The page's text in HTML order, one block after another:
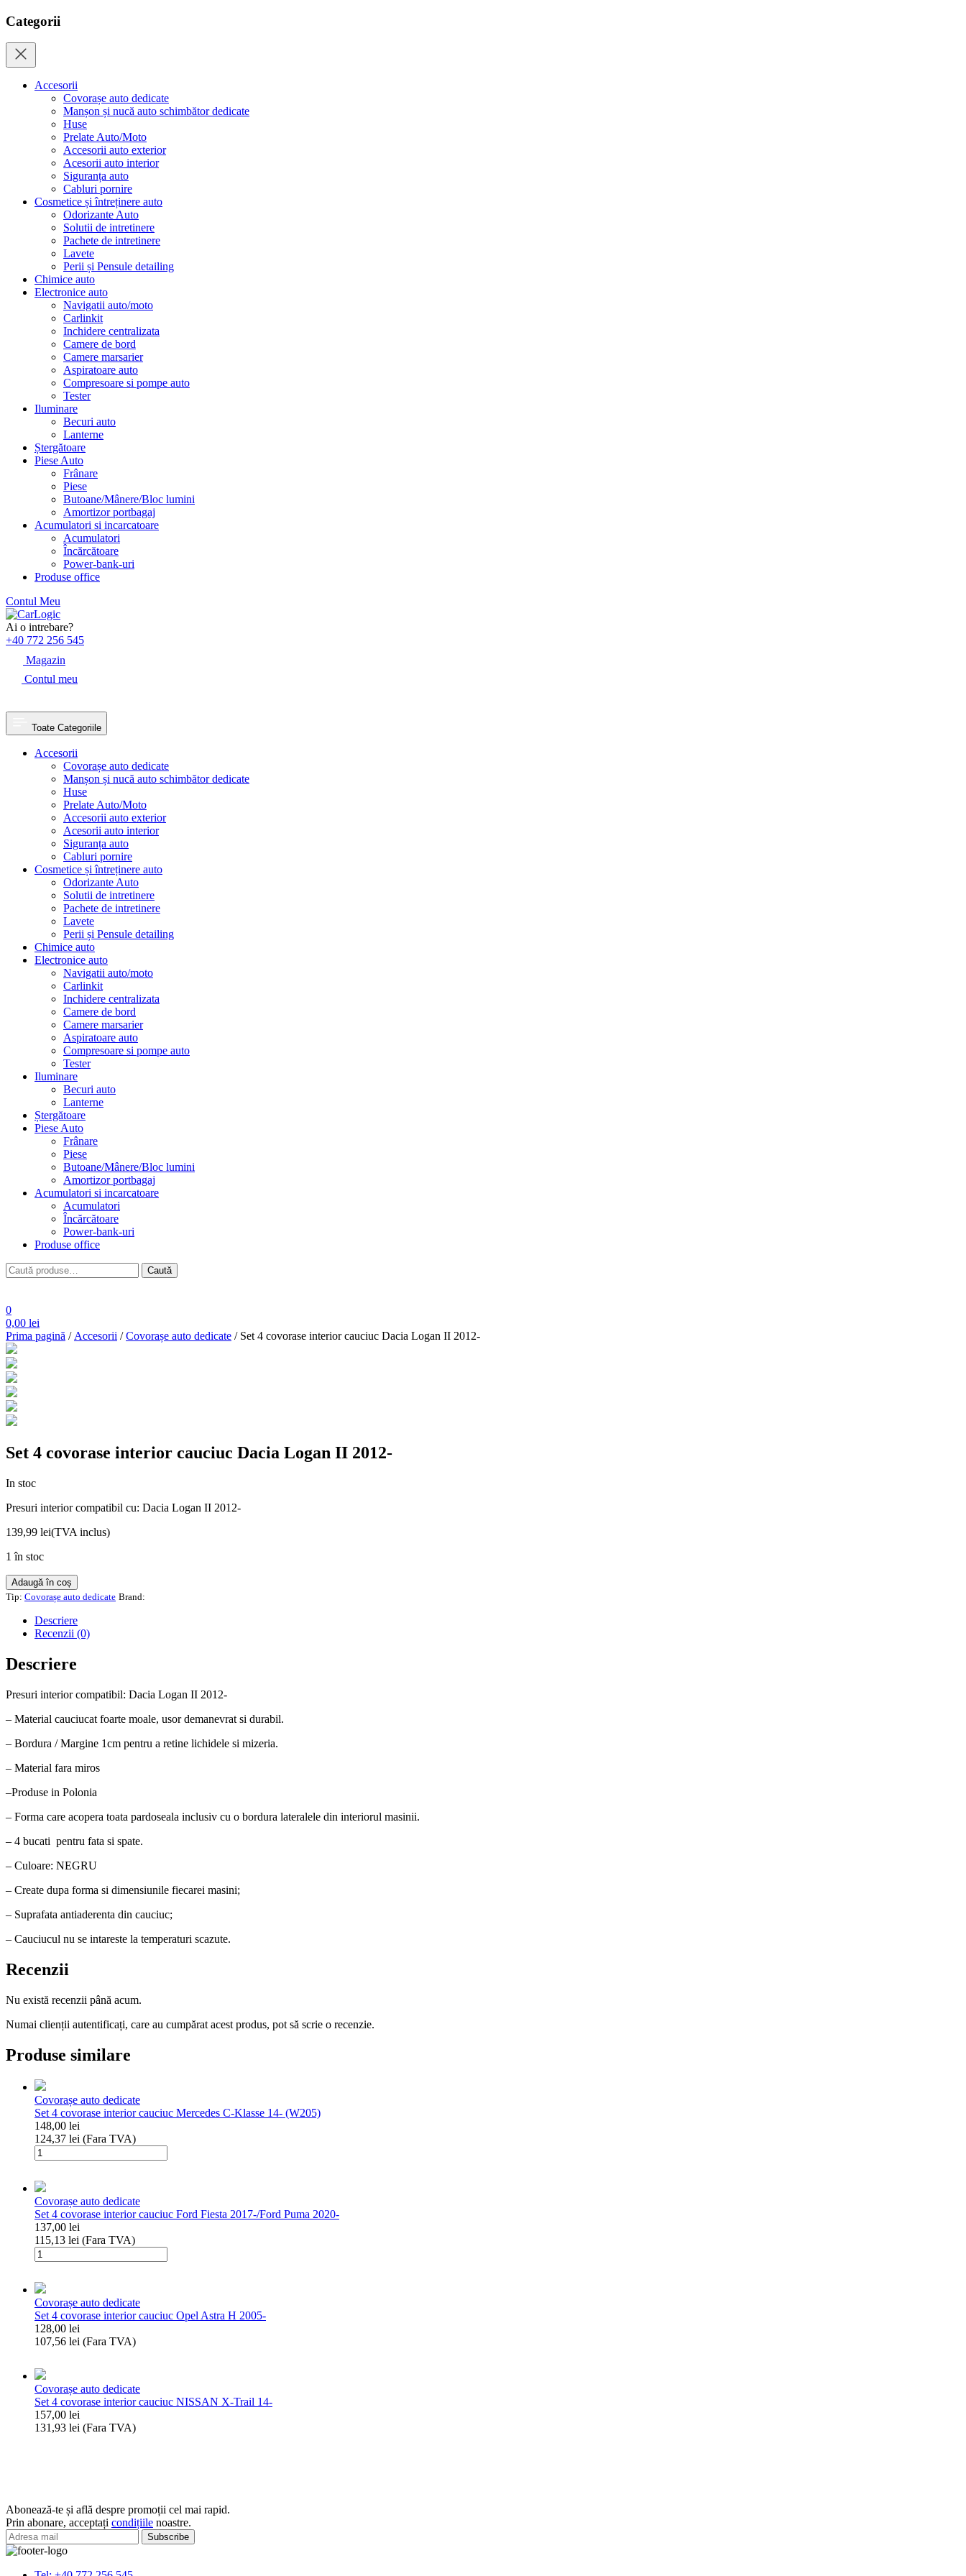
Categorii
Accesorii
Covorașe auto dedicate
Manșon și nucă auto schimbător dedicate
Huse
Prelate Auto/Moto
Accesorii auto exterior
Acesorii auto interior
Siguranța auto
Cabluri pornire
Cosmetice și întreținere auto
Odorizante Auto
Solutii de intretinere
Pachete de intretinere
Lavete
Perii și Pensule detailing
Chimice auto
Electronice auto
Navigatii auto/moto
Carlinkit
Inchidere centralizata
Camere de bord
Camere marsarier
Aspiratoare auto
Compresoare si pompe auto
Tester
Iluminare
Becuri auto
Lanterne
Ștergătoare
Piese Auto
Frânare
Piese
Butoane/Mânere/Bloc lumini
Amortizor portbagaj
Acumulatori si incarcatoare
Acumulatori
Încărcătoare
Power-bank-uri
Produse office
Contul Meu
Skip
to
content
Ai o intrebare?
+40 772 256 545
Magazin
Contul meu
Toate Categoriile
Accesorii
Covorașe auto dedicate
Manșon și nucă auto schimbător dedicate
Huse
Prelate Auto/Moto
Accesorii auto exterior
Acesorii auto interior
Siguranța auto
Cabluri pornire
Cosmetice și întreținere auto
Odorizante Auto
Solutii de intretinere
Pachete de intretinere
Lavete
Perii și Pensule detailing
Chimice auto
Electronice auto
Navigatii auto/moto
Carlinkit
Inchidere centralizata
Camere de bord
Camere marsarier
Aspiratoare auto
Compresoare si pompe auto
Tester
Iluminare
Becuri auto
Lanterne
Ștergătoare
Piese Auto
Frânare
Piese
Butoane/Mânere/Bloc lumini
Amortizor portbagaj
Acumulatori si incarcatoare
Acumulatori
Încărcătoare
Power-bank-uri
Produse office
Caută
după:
Caută
0
0,00 lei
Prima pagină /Accesorii /Covorașe auto dedicate / Set 4 covorase interior cauciuc Dacia Logan II 2012-
Set 4 covorase interior cauciuc Dacia Logan II 2012-
In stoc
Presuri interior compatibil cu: Dacia Logan II 2012-
139,99 lei(TVA inclus)
1 în stoc
Cantitate
Set
covorase
interior
Dacia
Logan
2012-
Adaugă în coș
Tip: Covorașe auto dedicate Brand:
Descriere
Recenzii (0)
Descriere
Presuri interior compatibil: Dacia Logan II 2012-
– Material cauciucat foarte moale, usor demanevrat si durabil.
– Bordura / Margine 1cm pentru a retine lichidele si mizeria.
– Material fara miros
–Produse in Polonia
– Forma care acopera toata pardoseala inclusiv cu o bordura lateralele din interiorul masinii.
– 4 bucati pentru fata si spate.
– Culoare: NEGRU
– Create dupa forma si dimensiunile fiecarei masini;
– Suprafata antiaderenta din cauciuc;
– Cauciucul nu se intareste la temperaturi scazute.
Recenzii
Nu există recenzii până acum.
Numai clienții autentificați, care au cumpărat acest produs, pot să scrie o recenzie.
Produse similare
Covorașe auto dedicate
Set 4 covorase interior cauciuc Mercedes C-Klasse 14- (W205)
148,00 lei
124,37 lei (Fara TVA)
Cantitate
Set
covorase
interior
cauciuc
Mercedes
C-
Klasse
(W205)
Covorașe auto dedicate
Set 4 covorase interior cauciuc Ford Fiesta 2017-/Ford Puma 2020-
137,00 lei
115,13 lei (Fara TVA)
Cantitate
Set
covorase
interior
cauciuc
Ford
Fiesta
Puma
2020-
Covorașe auto dedicate
Set 4 covorase interior cauciuc Opel Astra H 2005-
128,00 lei
107,56 lei (Fara TVA)
Set
4
covorase
interior
cauciuc
Opel
Covorașe auto dedicate
Set 4 covorase interior cauciuc NISSAN X-Trail 14-
157,00 lei
131,93 lei (Fara TVA)
cauciuc
NISSAN
X-
Trail
14-
Abonează-te și află despre promoții cel mai rapid.
Prin abonare, acceptați condițiile noastre.